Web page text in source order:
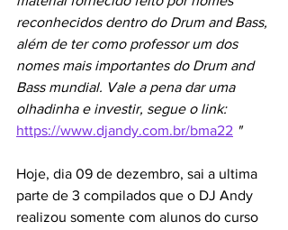
reconhecidos dentro do Drum and Bass,
além de ter como professor um dos
nomes mais importantes do Drum and
Bass mundial. Vale a pena dar uma
olhadinha e investir, segue o link:
https://www.djandy.com.br/bma22 "
Hoje, dia 09 de dezembro, sai a ultima
parte de 3 compilados que o DJ Andy
realizou somente com alunos do curso